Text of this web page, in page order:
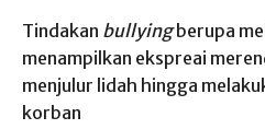
Tindakan bullyingberupa
menampilkan ekspreai
menjulur lidah hingga
korban